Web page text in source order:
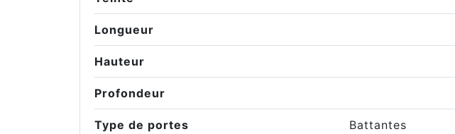
Longueur
Hauteur
Profondeur
Type de portes Battantes